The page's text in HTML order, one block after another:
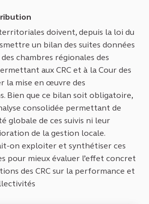
doivent, depuis la loi du
un bilan des suites données
chambres régionales des
aux CRC et à la Cour des
la mise en œuvre des
Bien que ce bilan soit obligatoire,
consolidée permettant de
globale de ces suivis ni leur
de la gestion locale.
on exploiter et synthétiser ces
pour mieux évaluer l’effet concret
des CRC sur la performance et